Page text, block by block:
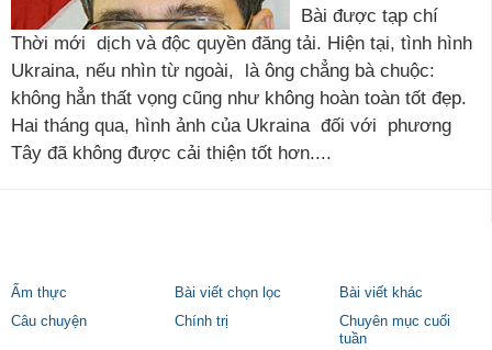
Bài được tạp chí
Thời mới dịch và độc quyền đăng tải. Hiện tại, tình hình
Ukraina, nếu nhìn từ ngoài, là ông chẳng bà chuộc:
không hẳn thất vọng cũng như không hoàn toàn tốt đẹp.
Hai tháng qua, hình ảnh của Ukraina đối với phương
Tây đã không được cải thiện tốt hơn....
Ẩm thực Bài viết chọn lọc
Bài viết khác
Câu chuyện
Chính trị
Chuyên mục cuối
tuần